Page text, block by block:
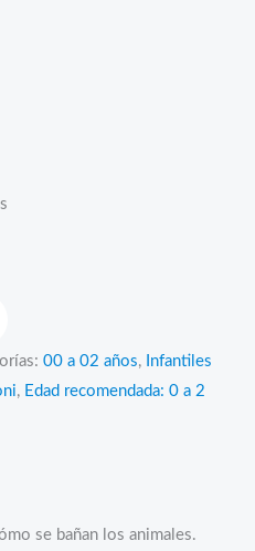
00 a 02 años, Infantiles
, Edad recomendada: 0 a 2
se bañan los animales.